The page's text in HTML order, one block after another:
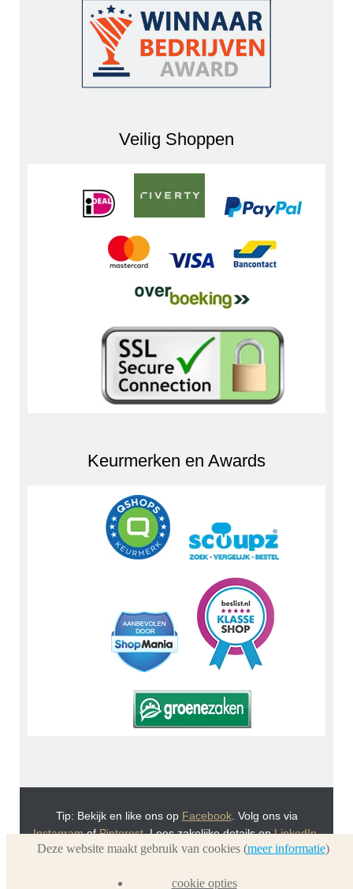
Veilig Shoppen
Keurmerken en Awards
Tip: Bekijk en like ons op Facebook. Volg ons via
InstagramofPinterest. Lees zakelijke details opLinkedIn.
Of bekijk Urnwebshop.nl instructie video's viaYou Tube.
Dierenurnwinkel.nlenGraflantaarn.nl
Deze website maakt gebruik van cookies (meer informatie)
cookie opties